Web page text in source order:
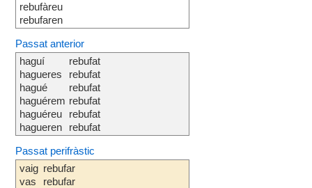
rebufàreu
rebufaren
Passat anterior
haguí
hagueres
hagué
haguérem
haguéreu
hagueren
rebufat
rebufat
rebufat
rebufat
rebufat
rebufat
Passat perifràstic
vaig
vas
rebufar
rebufar